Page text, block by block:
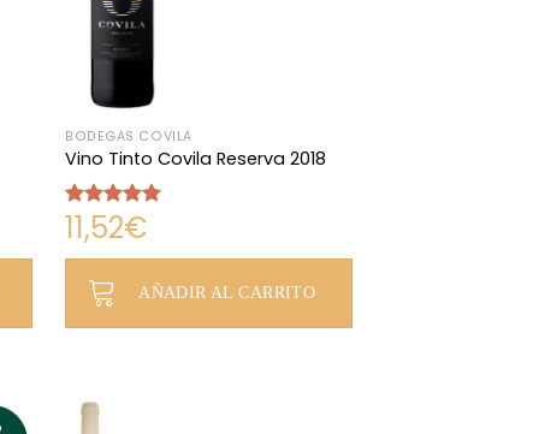
BODEGAS COVILA
Vino Tinto Covila Reserva 2018
Valorado
con5.00
de 5
11,52€
AÑADIR AL CARRITO